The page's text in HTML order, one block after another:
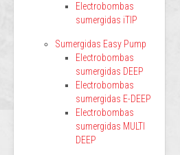
Electrobombas
sumergidas iTIP
Sumergidas Easy Pump
Electrobombas
sumergidas DEEP
Electrobombas
sumergidas E-DEEP
Electrobombas
sumergidas MULTI
DEEP